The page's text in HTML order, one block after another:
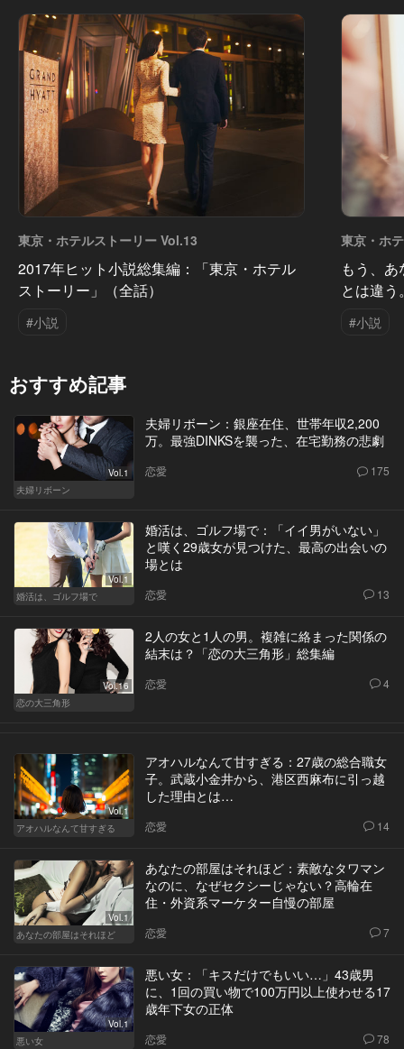
東京・ホテルストーリー Vol.13
2017年ヒット小説総集編：「東京・ホテル
ストーリー」（全話）
#小説
東京・ホ
もう、
とは違う
#小説
おすすめ記事
Vol.1
夫婦リボーン
夫婦リボーン：銀座在住、世帯年収2,200
万。最強DINKSを襲った、在宅勤務の悲劇
恋愛 175
Vol.1
婚活は、ゴルフ場で
婚活は、ゴルフ場で：「イイ男がいない」
と嘆く29歳女が見つけた、最高の出会いの
場とは
恋愛 13
Vol.16
恋の大三角形
2人の女と1人の男。複雑に絡まった関係の
結末は？「恋の大三角形」総集編
恋愛 4
Vol.1
アオハルなんて甘すぎる
アオハルなんて甘すぎる：27歳の総合職女
子。武蔵小金井から、港区西麻布に引っ越
した理由とは…
恋愛 14
Vol.1
あなたの部屋はそれほど
あなたの部屋はそれほど：素敵なタワマン
なのに、なぜセクシーじゃない？高輪在
住・外資系マーケター自慢の部屋
恋愛 7
Vol.1
悪い女
悪い女：「キスだけでもいい…」43歳男
に、1回の買い物で100万円以上使わせる17
歳年下女の正体
恋愛 78